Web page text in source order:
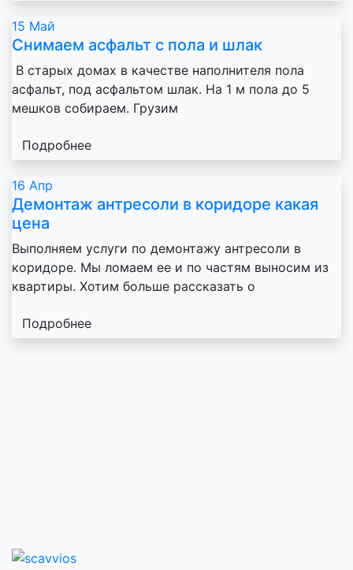
15 Май
Снимаем асфальт с пола и шлак
В старых домах в качестве наполнителя пола
асфальт, под асфальтом шлак. На 1 м пола до 5
мешков собираем. Грузим
Подробнее
16 Апр
Демонтаж антресоли в коридоре какая
цена
Выполняем услуги по демонтажу антресоли в
коридоре. Мы ломаем ее и по частям выносим из
квартиры. Хотим больше рассказать о
Подробнее